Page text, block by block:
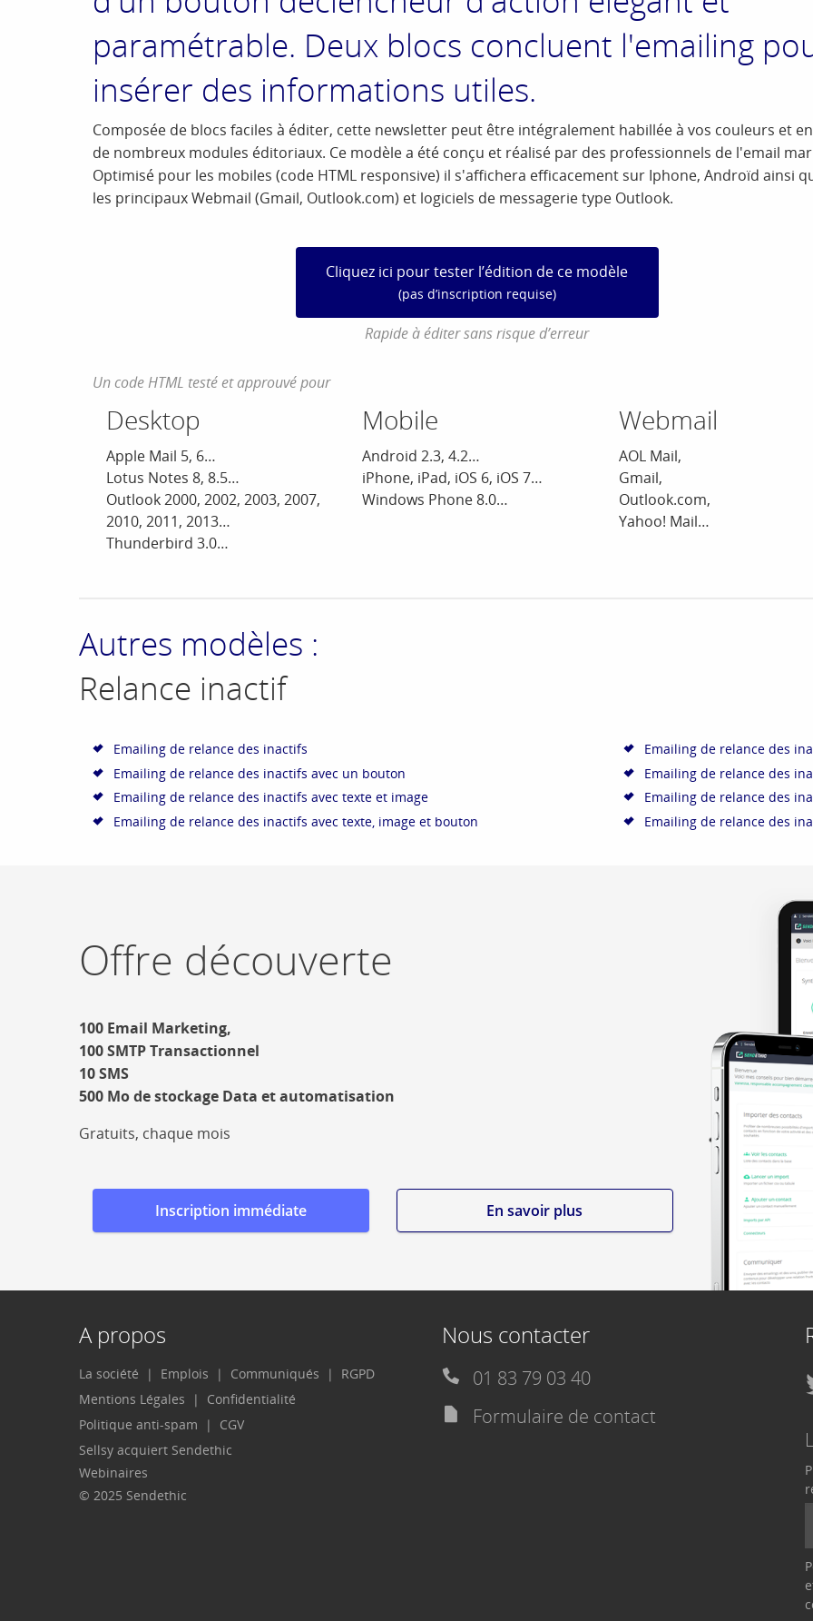
paramétrable. Deux blocs concluent l'emailing
insérer des informations utiles.
Composée de blocs faciles à éditer, cette newsletter peut être intégralement habillée à vos couleurs et
de nombreux modules éditoriaux. Ce modèle a été conçu et réalisé par des professionnels de l'email
Optimisé pour les mobiles (code HTML responsive) il s'affichera efficacement sur Iphone, Androïd ainsi
les principaux Webmail (Gmail, Outlook.com) et logiciels de messagerie type Outlook.
Cliquez ici pour tester l’édition de ce modèle
(pas d’inscription requise)
Rapide à éditer sans risque d’erreur
Un code HTML testé et approuvé pour
Desktop
Apple Mail 5, 6…
Lotus Notes 8, 8.5…
Outlook 2000, 2002, 2003, 2007,
2010, 2011, 2013…
Thunderbird 3.0…
Mobile
Android 2.3, 4.2…
iPhone, iPad, iOS 6, iOS 7…
Windows Phone 8.0…
Webmail
AOL Mail,
Gmail,
Outlook.com,
Yahoo! Mail…
Autres modèles :
Relance inactif
Emailing de relance des inactifs
Emailing de relance des inactifs avec un bouton
Emailing de relance des inactifs avec texte et image
Emailing de relance des inactifs avec texte, image et bouton
Emailing de relance des
Emailing de relance des
Emailing de relance des
Emailing de relance des
Offre découverte
100 Email Marketing,
100 SMTP Transactionnel
10 SMS
500 Mo de stockage Data et automatisation
Gratuits, chaque mois
Inscription immédiate En savoir plus
A propos
La société Emplois Communiqués
RGPD
Mentions Légales
Confidentialité
Politique anti-spam
CGV
Sellsy acquiert Sendethic
Webinaires
© 2025 Sendethic
Nous contacter
01 83 79 03 40
Formulaire de contact